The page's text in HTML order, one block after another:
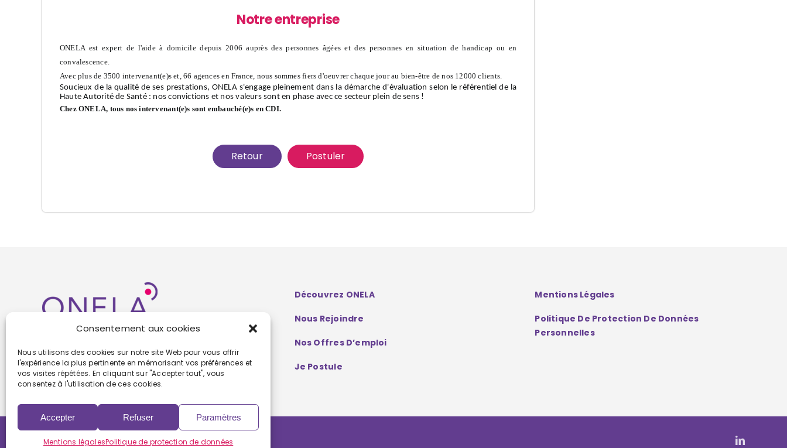
Consentement aux cookies
Nous utilisons des cookies sur notre site Web pour vous offrir
l'expérience la plus pertinente en mémorisant vos préférences et
vos visites répétées. En cliquant sur "Accepter tout", vous
consentez à l'utilisation de ces cookies.
Accepter Refuser Paramètres
Mentions légalesPolitique de protection de données
Notre entreprise
ONELA est expert de l'aide à domicile depuis 2006 auprès des personnes âgées et des personnes en situation de handicap ou en
convalescence.
Avec plus de 3500 intervenant(e)s et, 66 agences en France, nous sommes fiers d'oeuvrer chaque jour au bien-être de nos 12000 clients.
Soucieux de la qualité de ses prestations, ONELA s'engage pleinement dans la démarche d'évaluation selon le référentiel de la
Haute Autorité de Santé : nos convictions et nos valeurs sont en phase avec ce secteur plein de sens !
Chez ONELA, tous nos intervenant(e)s sont embauché(e)s en CDI.
Retour Postuler
Découvrez ONELA
Nous Rejoindre
Nos Offres D’emploi
Je Postule
Mentions Légales
Politique De Protection De Données
Personnelles
Copyright 2022 | Powered byEolia Software LinkedIn